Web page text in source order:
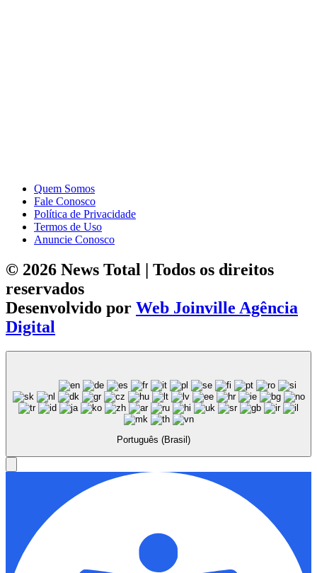
Quem Somos
Fale Conosco
Política de Privacidade
Termos de Uso
Anuncie Conosco
© 2026 News Total | Todos os direitos
reservados
Desenvolvido por Web Joinville Agência
Digital
Português (Brasil)